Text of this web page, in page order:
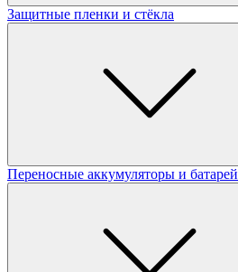
Защитные пленки и стёкла
Переносные аккумуляторы и